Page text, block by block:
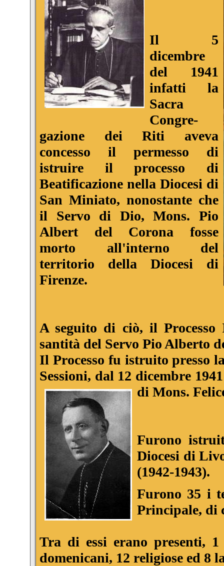
Il 5
dicembre
del 1941
infatti la
Sacra
Congre-
gazione dei Riti aveva
concesso il permesso di
istruire il processo di
Beatificazione nella Diocesi di
San Miniato, nonostante che
il Servo di Dio, Mons. Pio
Albert del Corona fosse
morto all'interno del
territorio della Diocesi di
Firenze.
A seguito di ciò, il
santità del Servo Pio Alberto
Il Processo fu istruito presso
Sessioni, dal 12 dicembre
di Mons.
Furono
Diocesi di
(1942-1943).
Furono 35 i
Principale, di
Tra di essi erano presenti,
domenicani, 12 religiose ed 8